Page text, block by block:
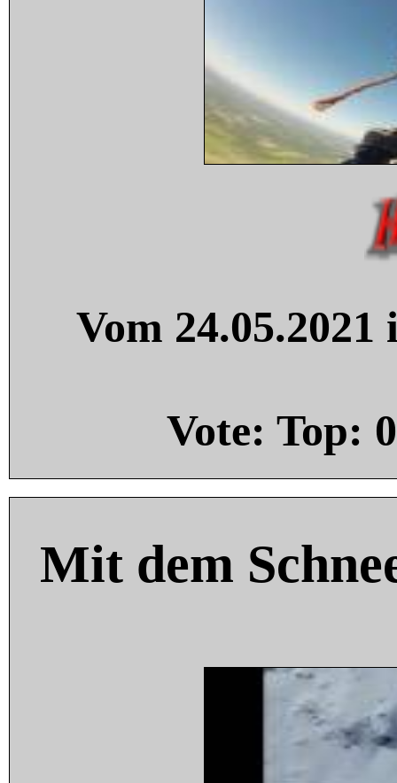
Vom
Vote: Top: 0
Mit dem